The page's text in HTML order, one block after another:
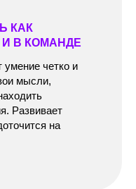
КАК
В КОМАНДЕ
умение четко и
мысли,
Развивает
на